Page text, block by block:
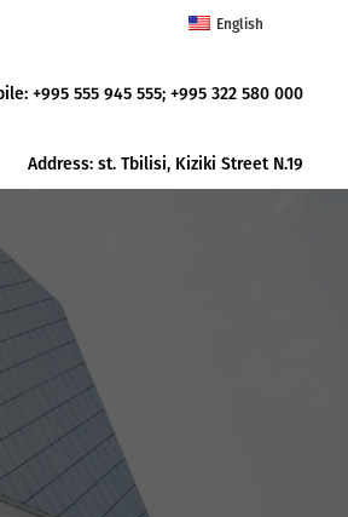
English
+995 555 945 555; +995 322 580 000
Address: st. Tbilisi, Kiziki Street N.19